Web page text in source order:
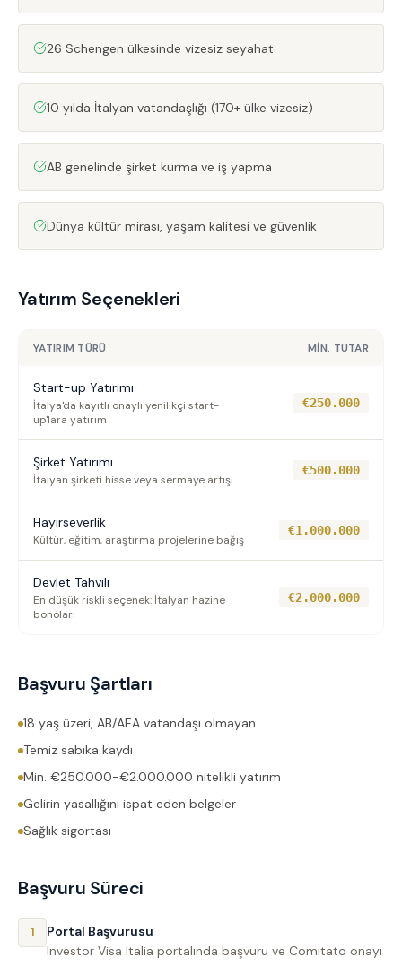
26 Schengen ülkesinde vizesiz seyahat
10 yılda İtalyan vatandaşlığı (170+ ülke vizesiz)
AB genelinde şirket kurma ve iş yapma
Dünya kültür mirası, yaşam kalitesi ve güvenlik
Yatırım Seçenekleri
YATIRIM TÜRÜ MIN. TUTAR
Start-up Yatırımı
İtalya'da kayıtlı onaylı yenilikçi start-
up'lara yatırım
€250.000
Şirket Yatırımı
İtalyan şirketi hisse veya sermaye artışı
€500.000
Hayırseverlik
Kültür, eğitim, araştırma projelerine bağış
€1.000.000
Devlet Tahvili
En düşük riskli seçenek: İtalyan hazine
bonoları
€2.000.000
Başvuru Şartları
18 yaş üzeri, AB/AEA vatandaşı olmayan
Temiz sabıka kaydı
Min. €250.000-€2.000.000 nitelikli yatırım
Gelirin yasallığını ispat eden belgeler
Sağlık sigortası
Başvuru Süreci
1
Portal Başvurusu
Investor Visa Italia portalında başvuru ve Comitato onayı